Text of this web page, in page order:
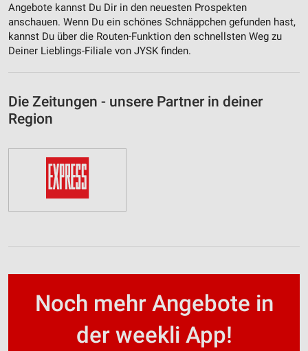
Angebote kannst Du Dir in den neuesten Prospekten
anschauen. Wenn Du ein schönes Schnäppchen gefunden hast,
kannst Du über die Routen-Funktion den schnellsten Weg zu
Deiner Lieblings-Filiale von JYSK finden.
Die Zeitungen - unsere Partner in deiner
Region
Noch mehr Angebote in
der weekli App!